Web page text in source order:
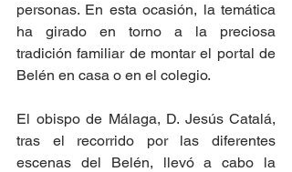
personas. En esta ocasión, la temática
ha girado en torno a la preciosa
tradición familiar de montar el portal de
Belén en casa o en el colegio.
El obispo de Málaga, D. Jesús Catalá,
tras el recorrido por las diferentes
escenas del Belén, llevó a cabo la